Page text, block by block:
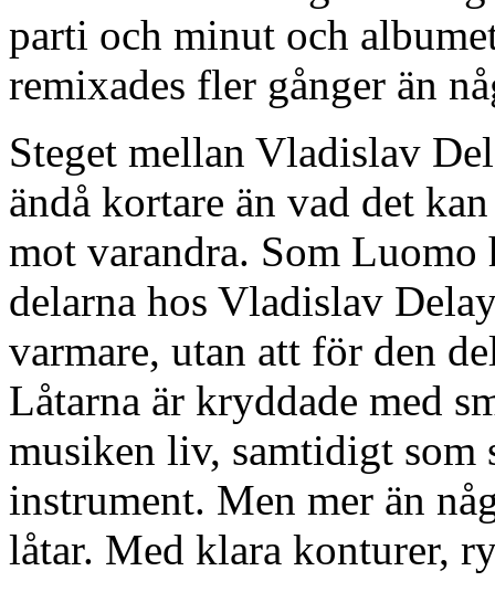
parti och minut och
remixades fler gånger än
Steget mellan Vladislav
ändå kortare än vad det
mot varandra. Som Luomo
delarna hos Vladislav
varmare, utan att för den
Låtarna är kryddade med
musiken liv, samtidigt som
instrument. Men mer än
låtar. Med klara konturer,